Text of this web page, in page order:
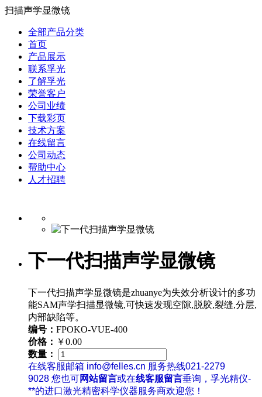
扫描声学显微镜
全部产品分类
首页
产品展示
联系孚光
了解孚光
荣誉客户
公司业绩
下载彩页
技术方案
在线留言
公司动态
帮助中心
人才招聘
下一代扫描声学显微镜
下一代扫描声学显微镜是zhuanye为失效分析设计的多功
能SAM声学扫描显微镜,可快速发现空隙,脱胶,裂缝,分层,
内部缺陷等。
编号： FPOKO-VUE-400
价格： ￥0.00
数量：
在线客服邮箱 info@felles.cn 服务热线021-2279
9028 您也可网站留言或在线客服留言垂询，孚光精仪-
**的进口激光精密科学仪器服务商欢迎您！